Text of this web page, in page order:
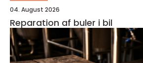
04. August 2026
Reparation af buler i bil